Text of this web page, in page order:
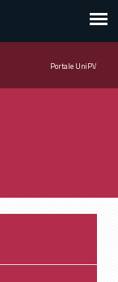
Portale UniPV